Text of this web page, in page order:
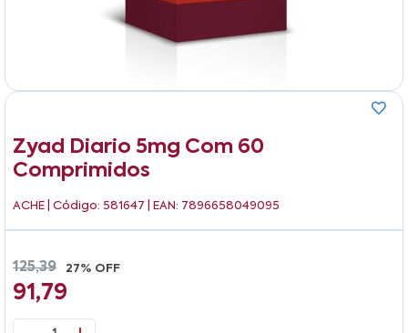
Zyad Diario 5mg Com 60
Comprimidos
ACHE | Código: 581647 | EAN: 7896658049095
125,39 27% OFF
91,79